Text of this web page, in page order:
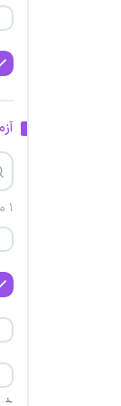
۱ مورد انتخاب شده